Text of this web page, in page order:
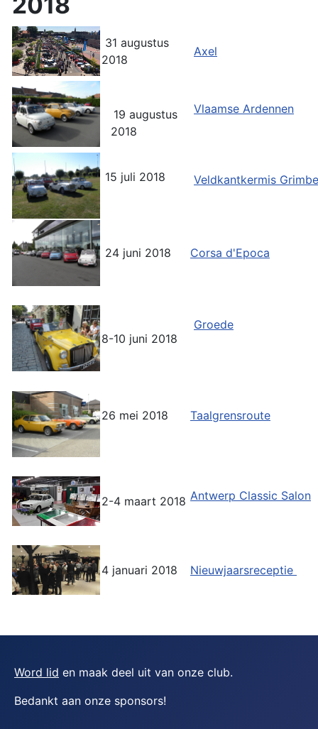
31 augustus
2018
Axel
19 augustus
2018
Vlaamse Ardennen
15 juli 2018 Veldkantkermis
24 juni 2018 Corsa d'Epoca
8-10 juni 2018
Groede
26 mei 2018 Taalgrensroute
2-4 maart 2018 Antwerp Classic Salon
4 januari 2018 Nieuwjaarsreceptie
Word lid en maak deel uit van onze club.
Bedankt aan onze sponsors!